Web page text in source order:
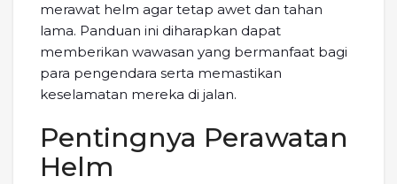
merawat helm agar tetap awet dan tahan
lama. Panduan ini diharapkan dapat
memberikan wawasan yang bermanfaat bagi
para pengendara serta memastikan
keselamatan mereka di jalan.
Pentingnya Perawatan
Helm